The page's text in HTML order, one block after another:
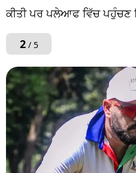
ਕੀਤੀ ਪਰ ਪਲੇਆਫ ਵਿੱਚ ਪਹੁੰਚਣ
2/ 5